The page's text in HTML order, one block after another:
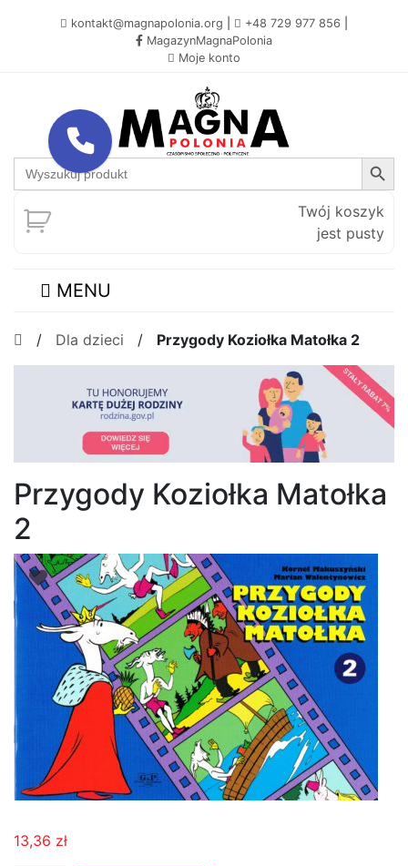
kontakt@magnapolonia.org +48 729 977 856
MagazynMagnaPolonia
Moje konto
Search
for:
Search Button
Twój koszyk
jest pusty
MENU
/ Dla dzieci / Przygody Koziołka Matołka 2
Przygody Koziołka Matołka
2
13,36 zł